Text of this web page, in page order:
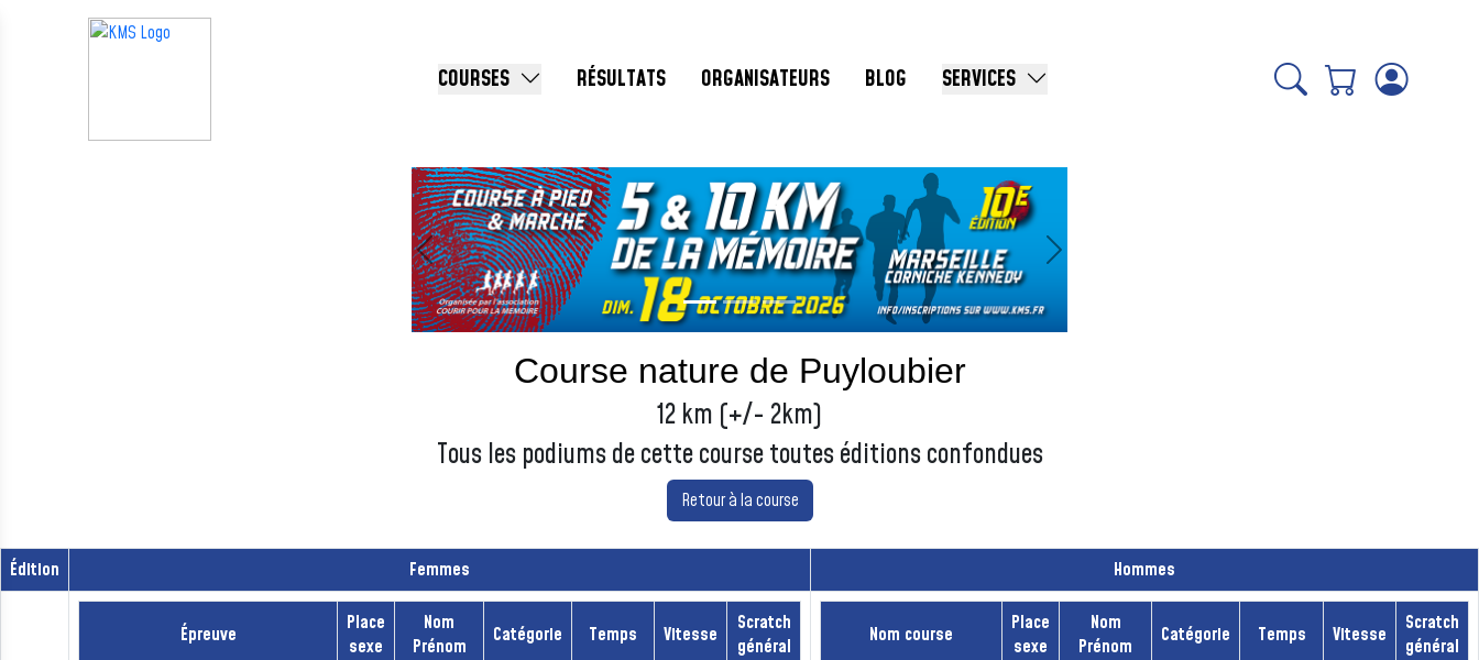
COURSES RÉSULTATS ORGANISATEURS BLOG SERVICES
Précédent Suivant
Course nature de Puyloubier
12 km (+/- 2km)
Tous les podiums de cette course toutes éditions confondues
Retour à la course
Édition Femmes Hommes
Épreuve
Place
sexe
Nom
Prénom
Catégorie Temps Vitesse
Scratch
général
Nom course
Place
sexe
Nom
Prénom
Catégorie Temps Vitesse
Scratch
général
Panneau de gestion des cookies